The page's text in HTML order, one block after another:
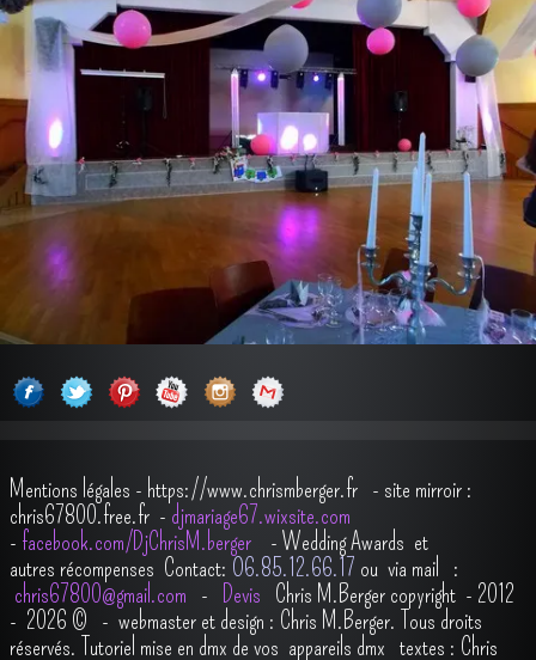
Mentions légales - https://www.chrismberger.fr - site mirroir :
chris67800.free.fr - djmariage67.wixsite.com
- facebook.com/DjChrisM.berger - Wedding Awards et
autres récompenses Contact: O6.85.12.66.17 ou via mail :
chris67800@gmail.com - Devis Chris M.Berger copyright - 2012
- 2026 © - webmaster et design : Chris M.Berger. Tous droits
réservés. Tutoriel mise en dmx de vos appareils dmx textes : Chris